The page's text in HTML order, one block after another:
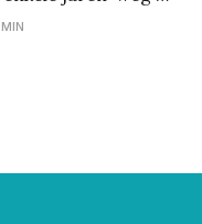
is ze terug, en